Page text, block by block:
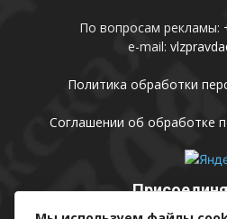
По вопросам рекламы:
e-mail:
Политика обработки
Соглашении об обработке